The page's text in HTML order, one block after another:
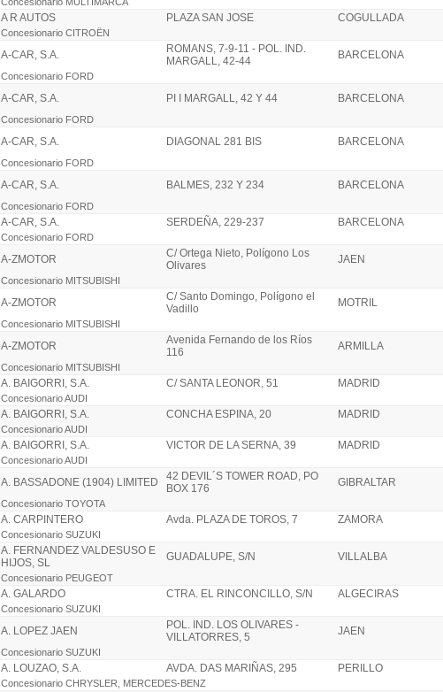
A R AUTOS PLAZA SAN JOSE COGULLADA
Concesionario CITROËN
A-CAR, S.A.
ROMANS, 7-9-11 - POL. IND.
MARGALL, 42-44
BARCELONA
Concesionario FORD
A-CAR, S.A. PI I MARGALL, 42 Y 44 BARCELONA
Concesionario FORD
A-CAR, S.A. DIAGONAL 281 BIS BARCELONA
Concesionario FORD
A-CAR, S.A. BALMES, 232 Y 234 BARCELONA
Concesionario FORD
A-CAR, S.A. SERDEÑA, 229-237 BARCELONA
Concesionario FORD
A-ZMOTOR
C/ Ortega Nieto, Polígono Los
Olivares
JAEN
Concesionario MITSUBISHI
A-ZMOTOR
C/ Santo Domingo, Polígono el
Vadillo
MOTRIL
Concesionario MITSUBISHI
A-ZMOTOR
Avenida Fernando de los Ríos
116
ARMILLA
Concesionario MITSUBISHI
A. BAIGORRI, S.A. C/ SANTA LEONOR, 51 MADRID
Concesionario AUDI
A. BAIGORRI, S.A. CONCHA ESPINA, 20 MADRID
Concesionario AUDI
A. BAIGORRI, S.A. VICTOR DE LA SERNA, 39 MADRID
Concesionario AUDI
A. BASSADONE (1904) LIMITED
42 DEVIL´S TOWER ROAD, PO
BOX 176
GIBRALTAR
Concesionario TOYOTA
A. CARPINTERO Avda. PLAZA DE TOROS, 7 ZAMORA
Concesionario SUZUKI
A. FERNANDEZ VALDESUSO E
HIJOS, SL
GUADALUPE, S/N VILLALBA
Concesionario PEUGEOT
A. GALARDO CTRA. EL RINCONCILLO, S/N ALGECIRAS
Concesionario SUZUKI
A. LOPEZ JAEN
POL. IND. LOS OLIVARES -
VILLATORRES, 5
JAEN
Concesionario SUZUKI
A. LOUZAO, S.A. AVDA. DAS MARIÑAS, 295 PERILLO
Concesionario CHRYSLER, MERCEDES-BENZ